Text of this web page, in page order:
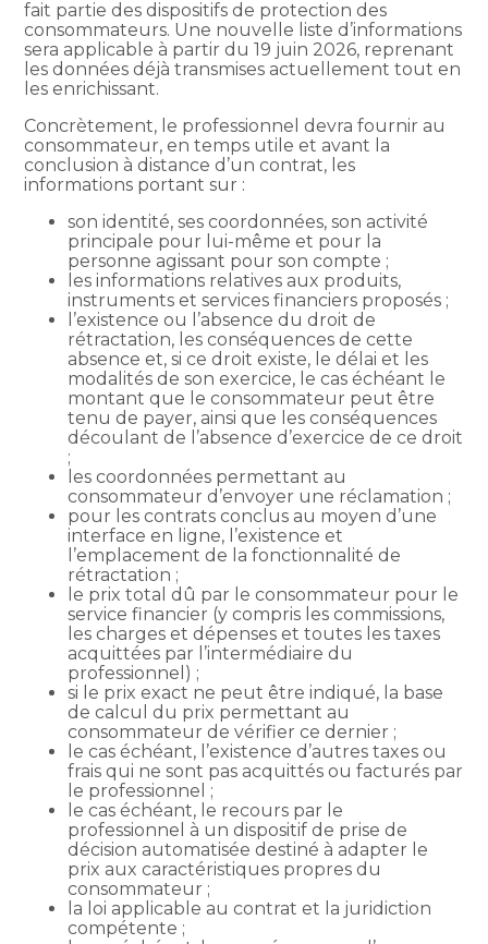
fait partie des dispositifs de protection des
consommateurs. Une nouvelle liste d’informations
sera applicable à partir du 19 juin 2026, reprenant
les données déjà transmises actuellement tout en
les enrichissant.
Concrètement, le professionnel devra fournir au
consommateur, en temps utile et avant la
conclusion à distance d’un contrat, les
informations portant sur :
son identité, ses coordonnées, son activité
principale pour lui-même et pour la
personne agissant pour son compte ;
les informations relatives aux produits,
instruments et services financiers proposés ;
l’existence ou l’absence du droit de
rétractation, les conséquences de cette
absence et, si ce droit existe, le délai et les
modalités de son exercice, le cas échéant le
montant que le consommateur peut être
tenu de payer, ainsi que les conséquences
découlant de l’absence d’exercice de ce droit
;
les coordonnées permettant au
consommateur d’envoyer une réclamation ;
pour les contrats conclus au moyen d’une
interface en ligne, l’existence et
l’emplacement de la fonctionnalité de
rétractation ;
le prix total dû par le consommateur pour le
service financier (y compris les commissions,
les charges et dépenses et toutes les taxes
acquittées par l’intermédiaire du
professionnel) ;
si le prix exact ne peut être indiqué, la base
de calcul du prix permettant au
consommateur de vérifier ce dernier ;
le cas échéant, l’existence d’autres taxes ou
frais qui ne sont pas acquittés ou facturés par
le professionnel ;
le cas échéant, le recours par le
professionnel à un dispositif de prise de
décision automatisée destiné à adapter le
prix aux caractéristiques propres du
consommateur ;
la loi applicable au contrat et la juridiction
compétente ;